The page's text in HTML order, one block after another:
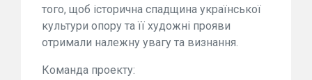
того, щоб історична спадщина української
культури опору та її художні прояви
отримали належну увагу та визнання.
Команда проекту: